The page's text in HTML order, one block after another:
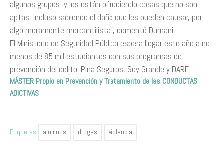
algunos grupos y les están ofreciendo cosas que no son
aptas, incluso sabiendo el daño que les pueden causar, por
algo meramente mercantilista”, comentó Dumani.
El Ministerio de Seguridad Pública espera llegar este año a no
menos de 85 mil estudiantes con sus programas de
prevención del delito: Pina Seguros, Soy Grande y DARE.
MÁSTER Propio en Prevención y Tratamiento de las CONDUCTAS
ADICTIVAS
Etiquetas: alumnos drogas violencia